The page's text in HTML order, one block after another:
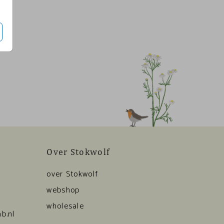
Over Stokwolf
over Stokwolf
webshop
wholesale